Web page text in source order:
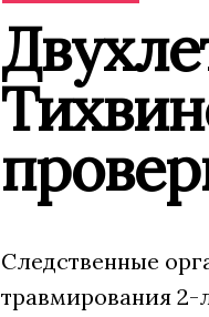
Следственные
травмирования 2-